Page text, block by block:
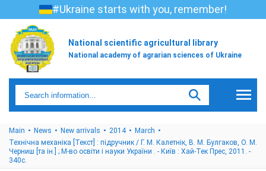
#Ukraine starts with you, remember!
National scientific agricultural library
National academy of agrarian sciences of Ukraine
Main News New arrivals 2014
March
Технічна механіка [Текст] : підручник / Г. М. Калетнік, В. М. Булгаков, О. М.
Черниш [та ін.] ; М-во освіти і науки України . - Київ : Хай-Тек Прес, 2011. -
340с.